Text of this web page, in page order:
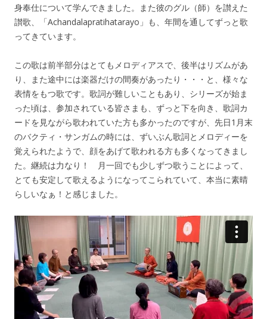
身奉仕について学んできました。また彼のグル（師）を讃えた
讃歌、「Achandalapratihatarayo」も、年間を通してずっと歌
ってきています。
この歌は前半部分はとてもメロディアスで、後半はリズムがあ
り、また途中には楽器だけの間奏があったり・・・と、様々な
表情をもつ歌です。歌詞が難しいこともあり、シリーズが始ま
った頃は、参加されている皆さまも、ずっと下を向き、歌詞カ
ードを見ながら歌われていた方も多かったのですが、先日1月末
のバクティ・サンガムの時には、ずいぶん歌詞とメロディーを
覚えられたようで、顔をあげて歌われる方も多くなってきまし
た。継続は力なり！ 月一回でも少しずつ歌うことによって、
とても安定して歌えるようになってこられていて、本当に素晴
らしいなぁ！と感じました。